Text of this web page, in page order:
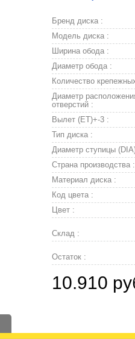
Бренд диска :
Модель диска :
Ширина обода :
Диаметр обода :
Количество
Диаметр
отверстий :
Вылет (ET)+-3 :
Тип диска :
Диаметр ступицы
Страна производства :
Материал диска :
Код цвета :
Цвет :
Склад :
Остаток :
10.910